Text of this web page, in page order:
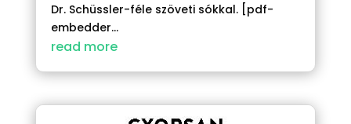
Dr. Schüssler-féle szöveti sókkal. [pdf-
embedder...
read more